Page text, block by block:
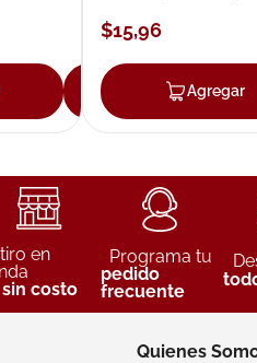
Agregar
emulsión
$15,96
Agregar
en
sin costo
Programa tu
pedido
frecuente
Quienes